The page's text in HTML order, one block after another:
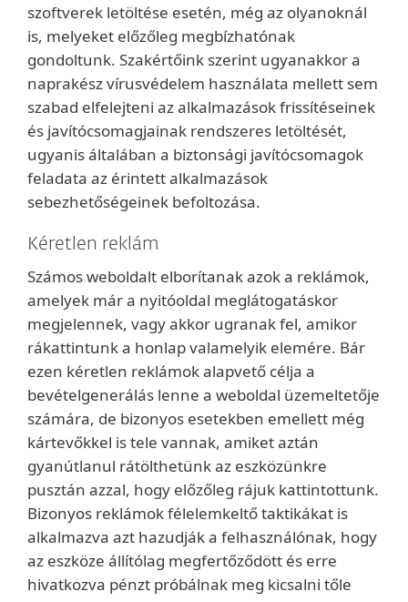
szoftverek letöltése esetén, még az olyanoknál
is, melyeket előzőleg megbízhatónak
gondoltunk. Szakértőink szerint ugyanakkor a
naprakész vírusvédelem használata mellett sem
szabad elfelejteni az alkalmazások frissítéseinek
és javítócsomagjainak rendszeres letöltését,
ugyanis általában a biztonsági javítócsomagok
feladata az érintett alkalmazások
sebezhetőségeinek befoltozása.
Kéretlen reklám
Számos weboldalt elborítanak azok a reklámok,
amelyek már a nyitóoldal meglátogatáskor
megjelennek, vagy akkor ugranak fel, amikor
rákattintunk a honlap valamelyik elemére. Bár
ezen kéretlen reklámok alapvető célja a
bevételgenerálás lenne a weboldal üzemeltetője
számára, de bizonyos esetekben emellett még
kártevőkkel is tele vannak, amiket aztán
gyanútlanul rátölthetünk az eszközünkre
pusztán azzal, hogy előzőleg rájuk kattintottunk.
Bizonyos reklámok félelemkeltő taktikákat is
alkalmazva azt hazudják a felhasználónak, hogy
az eszköze állítólag megfertőződött és erre
hivatkozva pénzt próbálnak meg kicsalni tőle